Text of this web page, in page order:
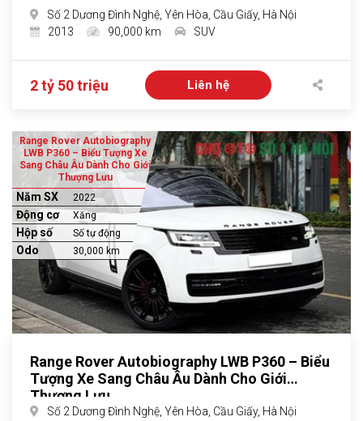
Số 2 Dương Đình Nghệ, Yên Hòa, Cầu Giấy, Hà Nội
2013
90,000 km SUV
2 tỷ 50 triệu Liên hệ
Range Rover Autobiography
LWB P360 – Biểu Tượng Xe
Sang Châu Âu Dành Cho Giới
Thượng Lưu
Năm SX 2022
Động cơ Xăng
Hộp số Số tự động
Odo 30,000 km
Range Rover Autobiography LWB P360 – Biểu
Tượng Xe Sang Châu Âu Dành Cho Giới
Thượng Lưu
Số 2 Dương Đình Nghệ, Yên Hòa, Cầu Giấy, Hà Nội